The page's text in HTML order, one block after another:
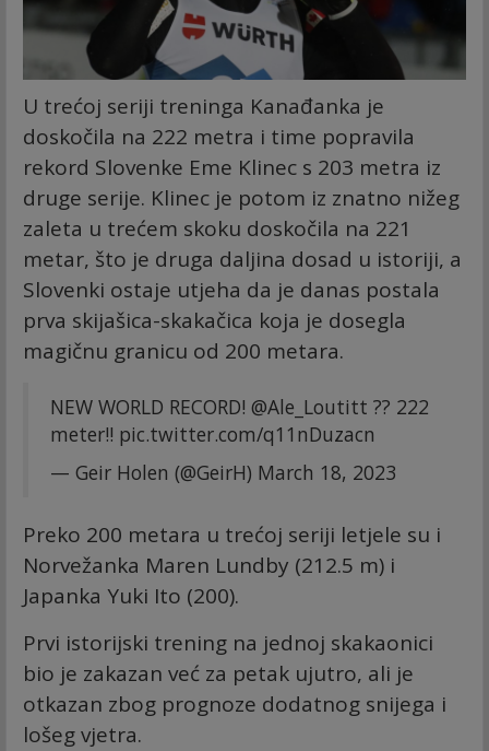
U trećoj seriji treninga Kanađanka je
doskočila na 222 metra i time popravila
rekord Slovenke Eme Klinec s 203 metra iz
druge serije. Klinec je potom iz znatno nižeg
zaleta u trećem skoku doskočila na 221
metar, što je druga daljina dosad u istoriji, a
Slovenki ostaje utjeha da je danas postala
prva skijašica-skakačica koja je dosegla
magičnu granicu od 200 metara.
NEW WORLD RECORD! @Ale_Loutitt ?? 222
meter!! pic.twitter.com/q11nDuzacn
— Geir Holen (@GeirH) March 18, 2023
Preko 200 metara u trećoj seriji letjele su i
Norvežanka Maren Lundby (212.5 m) i
Japanka Yuki Ito (200).
Prvi istorijski trening na jednoj skakaonici
bio je zakazan već za petak ujutro, ali je
otkazan zbog prognoze dodatnog snijega i
lošeg vjetra.